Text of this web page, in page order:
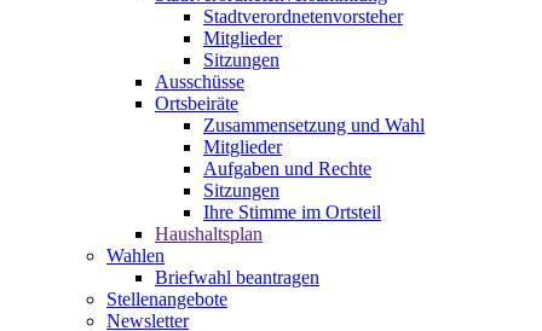
Stadtverordnetenvorsteher
Mitglieder
Sitzungen
Ausschüsse
Ortsbeiräte
Zusammensetzung und Wahl
Mitglieder
Aufgaben und Rechte
Sitzungen
Ihre Stimme im Ortsteil
Haushaltsplan
Wahlen
Briefwahl beantragen
Stellenangebote
Newsletter